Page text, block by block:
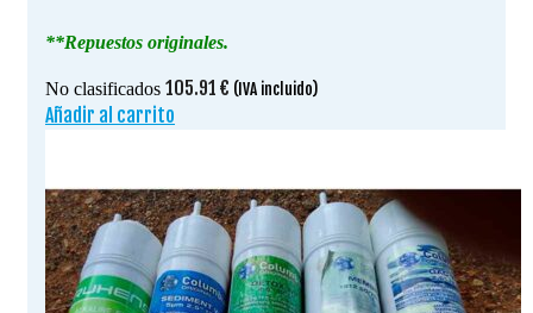
**Repuestos originales.
No clasificados 105.91 € (IVA incluido)
Añadir al carrito